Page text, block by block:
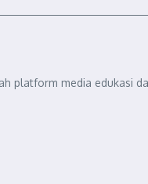
platform media edukasi